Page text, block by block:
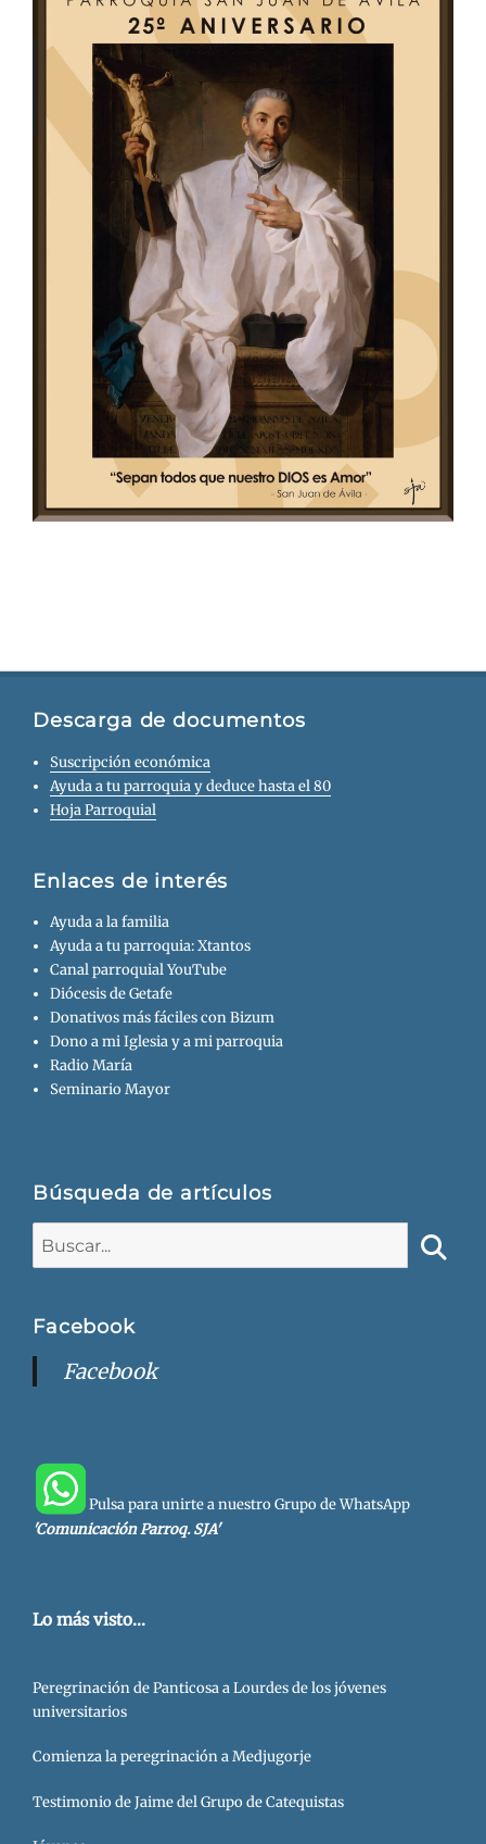
Descarga de documentos
Suscripción económica
Ayuda a tu parroquia y deduce hasta el 80
Hoja Parroquial
Enlaces de interés
Ayuda a la familia
Ayuda a tu parroquia: Xtantos
Canal parroquial YouTube
Diócesis de Getafe
Donativos más fáciles con Bizum
Dono a mi Iglesia y a mi parroquia
Radio María
Seminario Mayor
Búsqueda de artículos
Facebook
Facebook
Pulsa para unirte a nuestro Grupo de WhatsApp
'Comunicación Parroq. SJA'
Lo más visto...
Peregrinación de Panticosa a Lourdes de los jóvenes
universitarios
Comienza la peregrinación a Medjugorje
Testimonio de Jaime del Grupo de Catequistas